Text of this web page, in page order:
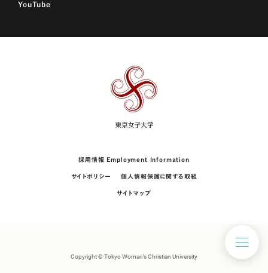
YouTube
東
採用情報 Employment Information
サイトポリシー 個人情報保護に関する取組
サイトマップ
Copyright © Tokyo Woman’s Christian University